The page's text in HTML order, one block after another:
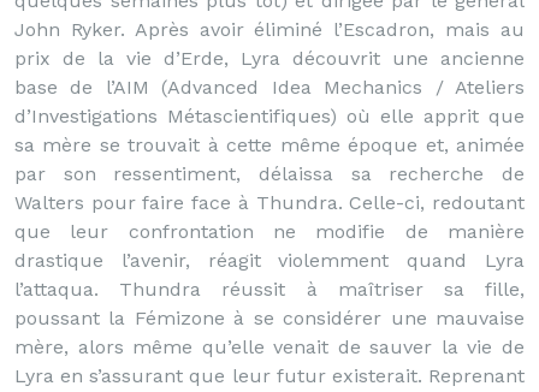
John Ryker. Après avoir éliminé l’Escadron, mais au
prix de la vie d’Erde, Lyra découvrit une ancienne
base de l’AIM (Advanced Idea Mechanics / Ateliers
d’Investigations Métascientifiques) où elle apprit que
sa mère se trouvait à cette même époque et, animée
par son ressentiment, délaissa sa recherche de
Walters pour faire face à Thundra. Celle-ci, redoutant
que leur confrontation ne modifie de manière
drastique l’avenir, réagit violemment quand Lyra
l’attaqua. Thundra réussit à maîtriser sa fille,
poussant la Fémizone à se considérer une mauvaise
mère, alors même qu’elle venait de sauver la vie de
Lyra en s’assurant que leur futur existerait. Reprenant